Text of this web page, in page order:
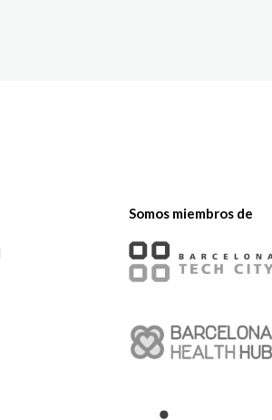
Somos miembros de